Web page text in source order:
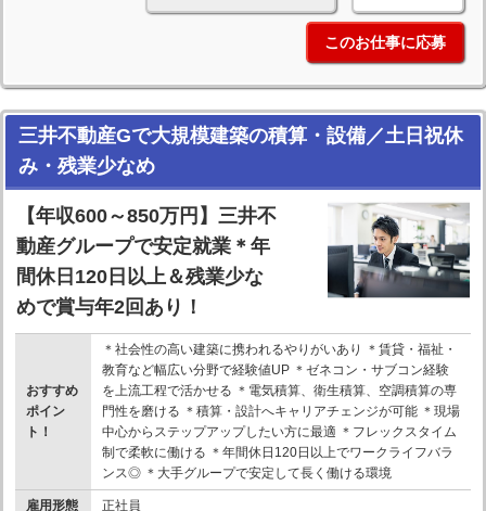
このお仕事に応募
三井不動産Gで大規模建築の積算・設備／土日祝休
み・残業少なめ
【年収600～850万円】三井不
動産グループで安定就業＊年
間休日120日以上＆残業少な
めで賞与年2回あり！
おすすめ
ポイン
ト！
＊社会性の高い建築に携われるやりがいあり ＊賃貸・福祉・
教育など幅広い分野で経験値UP ＊ゼネコン・サブコン経験
を上流工程で活かせる ＊電気積算、衛生積算、空調積算の専
門性を磨ける ＊積算・設計へキャリアチェンジが可能 ＊現場
中心からステップアップしたい方に最適 ＊フレックスタイム
制で柔軟に働ける ＊年間休日120日以上でワークライフバラ
ンス◎ ＊大手グループで安定して長く働ける環境
雇用形態 正社員